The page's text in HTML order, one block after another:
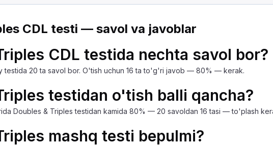
uchun tormozlarga havo bering va eng orqa
uni mahkamlash uchun nimadan foydalanishingiz kerak?
favqulodda havo tormozlaridan yoki g'ildirak tiqinlaridan
soatiga 50 mil tezlikda haydayotganda, oldingizda
haydayotganda, oldingizda kamida 11 soniyalik
CDL testi — savol va javoblar
CDL testida nechta savol bor?
testida 20 ta savol bor. O'tish uchun 16 ta to'g'ri javob — 80% — kerak.
testidan o'tish balli qancha?
Doubles & Triples testidan kamida 80% — 20 savoldan 16 tasi — to'plash
mashq testi bepulmi?